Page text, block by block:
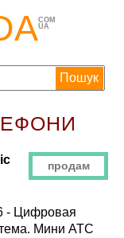
COM
UA
продам
- Цифровая
Мини АТС